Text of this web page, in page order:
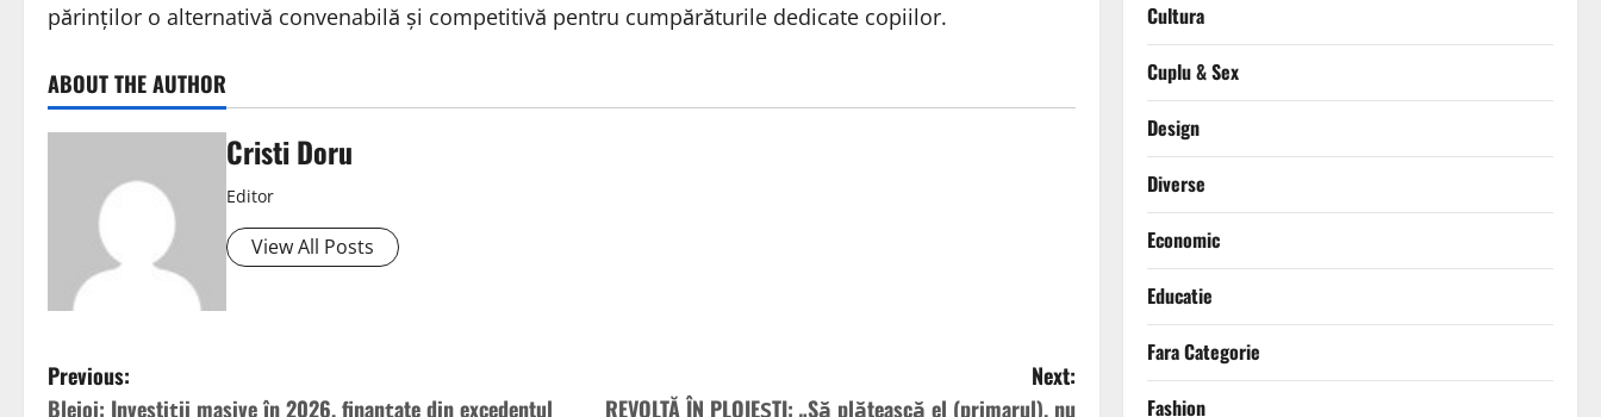
părinților o alternativă convenabilă și competitivă pentru cumpărăturile dedicate copiilor.
ABOUT THE AUTHOR
Cristi Doru
Editor
View All Posts
Previous:
Blejoi: Investiții masive în 2026, finanțate din excedentul
Next:
REVOLTĂ ÎN PLOIEȘTI: „Să plătească el (primarul), nu
Cultura
Cuplu & Sex
Design
Diverse
Economic
Educatie
Fara Categorie
Fashion